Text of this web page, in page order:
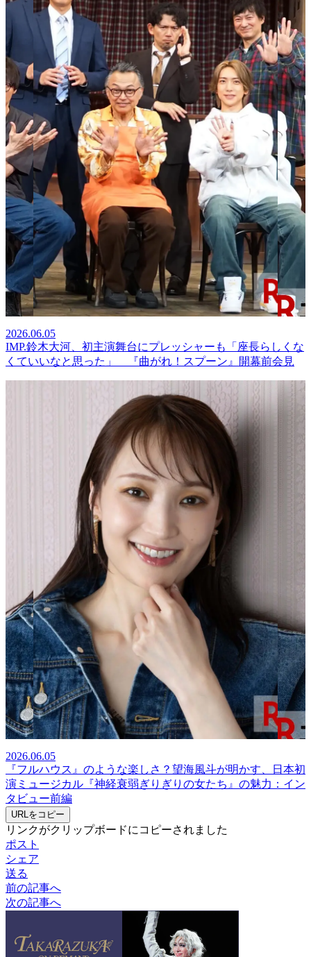
2026.06.05
IMP.鈴木大河、初主演舞台にプレッシャーも「座長らしくな
くていいなと思った」 『曲がれ！スプーン』開幕前会見
2026.06.05
『フルハウス』のような楽しさ？望海風斗が明かす、日本初
演ミュージカル『神経衰弱ぎりぎりの女たち』の魅力：イン
タビュー前編
URLをコピー
リンクがクリップボードにコピーされました
ポスト
シェア
送る
前の記事へ
次の記事へ